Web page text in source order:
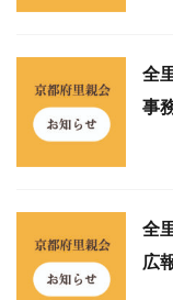
全
事
全
広